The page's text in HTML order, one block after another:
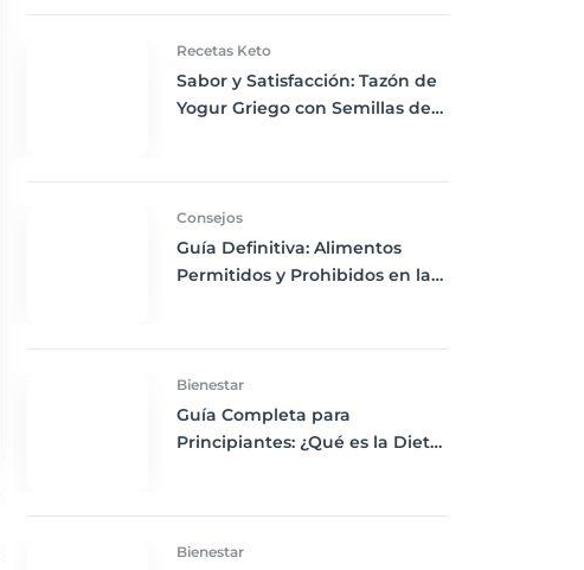
Recetas Keto
Sabor y Satisfacción: Tazón de
Yogur Griego con Semillas de
Consejos
Guía Definitiva: Alimentos
Permitidos y Prohibidos en la
Bienestar
Guía Completa para
Principiantes: ¿Qué es la Dieta
Bienestar